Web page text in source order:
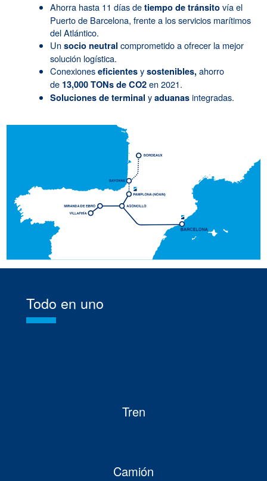
Ahorra hasta 11 días de tiempo de tránsitovía el
Puerto de Barcelona, frente a los servicios marítimos
del Atlántico.
Un socio neutral comprometido a ofrecer la mejor
solución logística.
Conexiones eficientesy sostenibles,ahorro
de 13,000 TONs de CO2en 2021.
Soluciones de terminal y aduanasintegradas.
Todo en uno
Tren
Camión